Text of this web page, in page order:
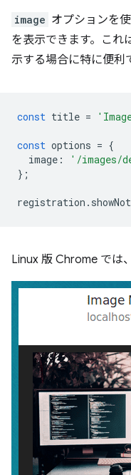
image オプションを
を表示できます。これ
示する場合に特に便利
const title =
const options = {
image :
'/images/
};
registration .
Linux 版 Chrome では